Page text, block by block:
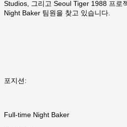
Studios, 그리고 Seoul Tiger 1988 프로
Night Baker 팀원을 찾고 있습니다.
포지션:
Full-time Night Baker